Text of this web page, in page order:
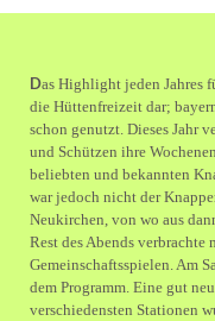
Das Highlight jeden Jahres
die Hüttenfreizeit dar;
schon genutzt. Dieses Jahr
und Schützen ihre
beliebten und bekannten
war jedoch nicht der
Neukirchen, von wo aus
Rest des Abends
Gemeinschaftsspielen. Am
dem Programm. Eine gut
verschiedensten Stationen